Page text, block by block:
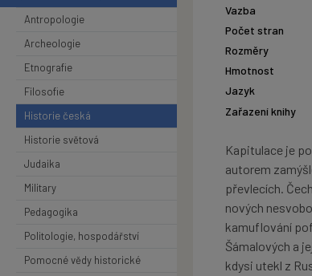
Antropologie
Archeologie
Etnografie
Filosofie
Historie česká
Historie světová
Judaika
Military
Pedagogika
Politologie, hospodářství
Pomocné vědy historické
Vazba
Počet stran
Rozměry
Hmotnost
Jazyk
Zařazení knihy
Kapitulace je
autorem
převlecích.
nových
kamuflování
Šámalových a
kdysi utekl z